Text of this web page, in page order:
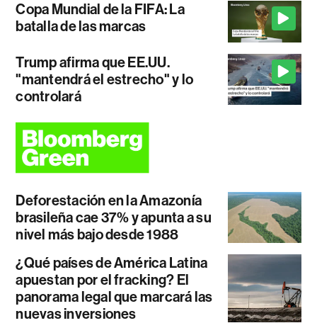
Copa Mundial de la FIFA: La
batalla de las marcas
Trump afirma que EE.UU.
"mantendrá el estrecho" y lo
controlará
Deforestación en la Amazonía
brasileña cae 37% y apunta a su
nivel más bajo desde 1988
¿Qué países de América Latina
apuestan por el fracking? El
panorama legal que marcará las
nuevas inversiones